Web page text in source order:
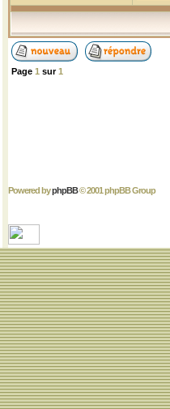
Page 1 sur1
Powered byphpBB© 2001 phpBB Group